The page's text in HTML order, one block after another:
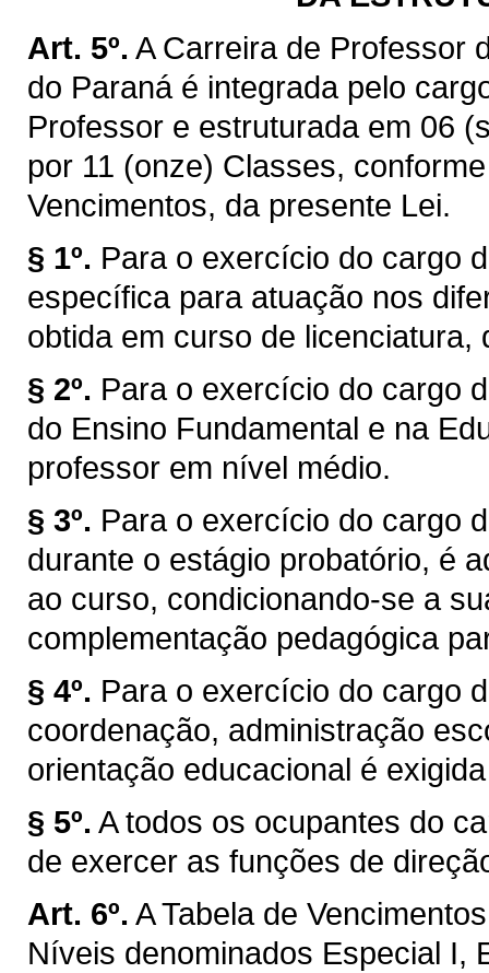
Art. 5º. A Carreira de Professor
do Paraná é integrada pelo
Professor e estruturada em 06
por 11 (onze) Classes,
Vencimentos, da presente Lei.
§ 1º. Para o exercício do cargo
específica para atuação nos
obtida em curso de licenciatura,
§ 2º. Para o exercício do cargo
do Ensino Fundamental e na
professor em nível médio.
§ 3º. Para o exercício do cargo
durante o estágio probatório, é
ao curso, condicionando-se a
complementação pedagógica
§ 4º. Para o exercício do cargo
coordenação, administração
orientação educacional é
§ 5º. A todos os ocupantes do
de exercer as funções de
Art. 6º. A Tabela de
Níveis denominados Especial I,